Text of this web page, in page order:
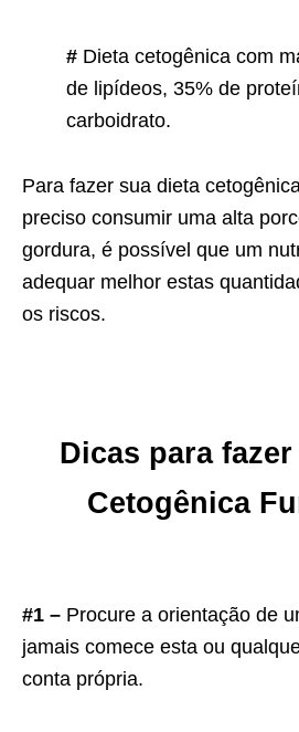
# Dieta cetogênica com
de lipídeos, 35% de
carboidrato.
Para fazer sua dieta
preciso consumir uma alta
gordura, é possível que um
adequar melhor estas
os riscos.
Dicas para
Cetogênica
#1 – Procure a orientação de
jamais comece esta ou
conta própria.